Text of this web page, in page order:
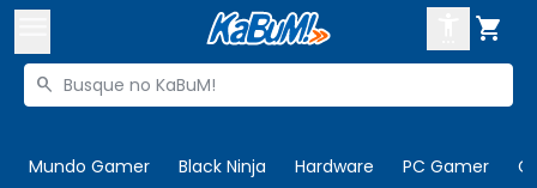

Buscar produtos

Mundo Gamer Black Ninja Hardware PC Gamer